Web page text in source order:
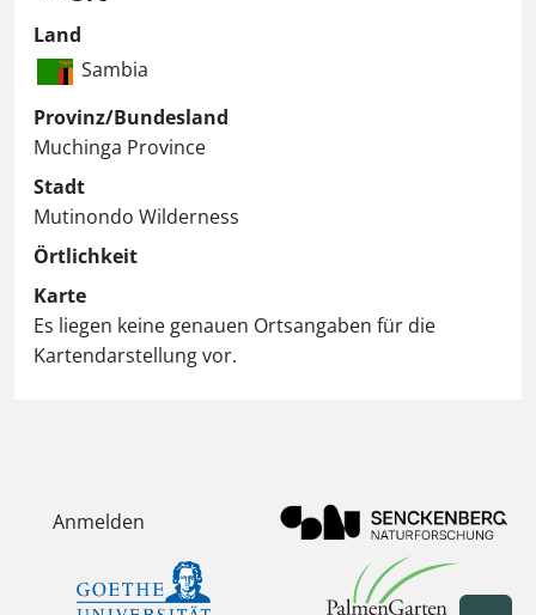
Land
Sambia
Provinz/Bundesland
Muchinga Province
Stadt
Mutinondo Wilderness
Örtlichkeit
Karte
Es liegen keine genauen Ortsangaben für die
Kartendarstellung vor.
Anmelden